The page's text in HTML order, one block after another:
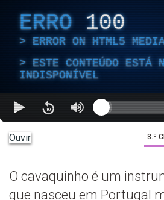
ERRO 100
ERROR ON HTML5
ESTE CONTEÚDO ESTÁ
INDISPONÍVEL
Ouvir 3.º
O cavaquinho é um
que nasceu em Portugal